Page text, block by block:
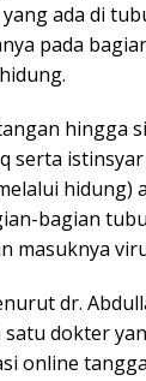
ada di
pada
hingga
serta
hidung)
bagian
masuknya
dr.
satu dokter
online